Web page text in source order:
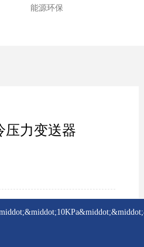
源环保
压力变送器